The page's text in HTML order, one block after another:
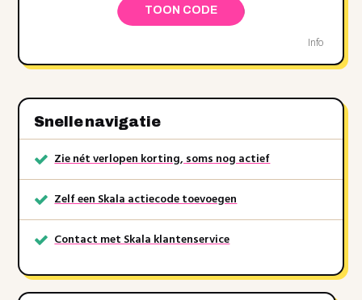
TOON CODE
Info
Snelle navigatie
Zie nét verlopen korting, soms nog actief
Zelf een Skala actiecode toevoegen
Contact met Skala klantenservice